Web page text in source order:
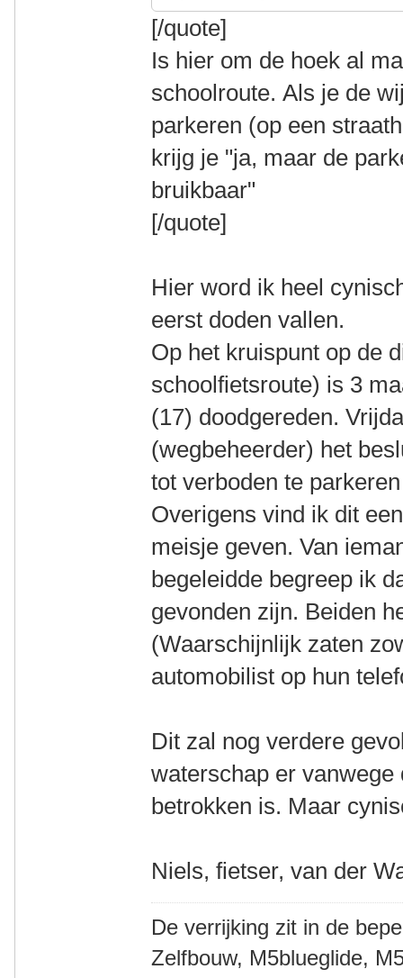
[/quote]
Is hier om de hoek al
schoolroute. Als je de
parkeren (op een
krijg je "ja, maar de
bruikbaar"
[/quote]
Hier word ik heel
eerst doden vallen.
Op het kruispunt op de
schoolfietsroute) is 3
(17) doodgereden.
(wegbeheerder) het
tot verboden te
Overigens vind ik dit
meisje geven. Van
begeleidde begreep ik
gevonden zijn. Beiden
(Waarschijnlijk zaten
automobilist op hun
Dit zal nog verdere
waterschap er
betrokken is. Maar
Niels, fietser, van der
De verrijking zit in de
Zelfbouw, M5blueglide,